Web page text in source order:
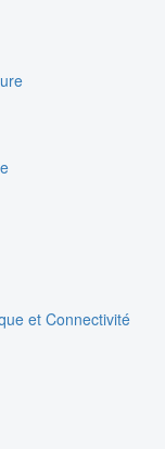
et Connectivité